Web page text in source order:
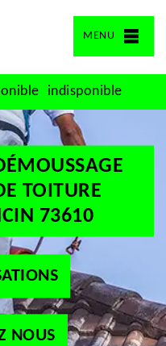
MENU
indisponible
TOITURE
73610
NOUS